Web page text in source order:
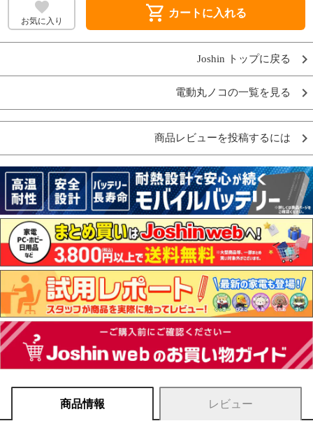
お気に入り shopping_cart カートに入れる
Joshin トップに戻る
電動丸ノコの一覧を見る
商品レビューを投稿するには
商品情報 レビュー